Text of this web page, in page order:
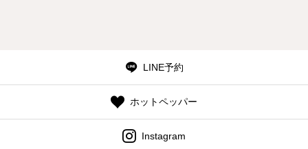
LINE予約
ホットペッパー
Instagram